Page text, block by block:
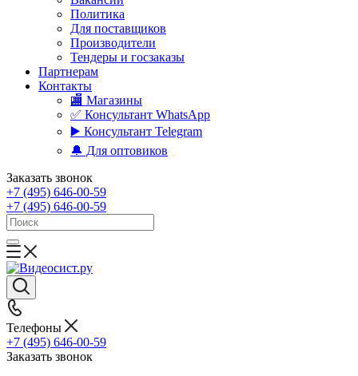
Политика
Для поставщиков
Производители
Тендеры и госзаказы
Партнерам
Контакты
🏬 Магазины
✅️ Консультант WhatsApp
▶️ Консультант Telegram
🔔 Для оптовиков
Заказать звонок
+7 (495) 646-00-59
+7 (495) 646-00-59
Телефоны
+7 (495) 646-00-59
Заказать звонок